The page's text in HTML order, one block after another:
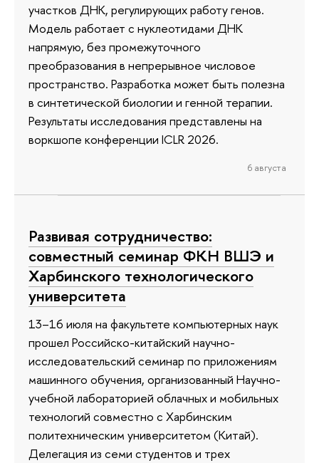
участков ДНК, регулирующих работу генов.
Модель работает с нуклеотидами ДНК
напрямую, без промежуточного
преобразования в непрерывное числовое
пространство. Разработка может быть полезна
в синтетической биологии и генной терапии.
Результаты исследования представлены на
воркшопе конференции ICLR 2026.
6 августа
Развивая сотрудничество:
совместный семинар ФКН ВШЭ и
Харбинского технологического
университета
13–16 июля на факультете компьютерных наук
прошел Российско-китайский научно-
исследовательский семинар по приложениям
машинного обучения, организованный Научно-
учебной лабораторией облачных и мобильных
технологий совместно с Харбинским
политехническим университетом (Китай).
Делегация из семи студентов и трех